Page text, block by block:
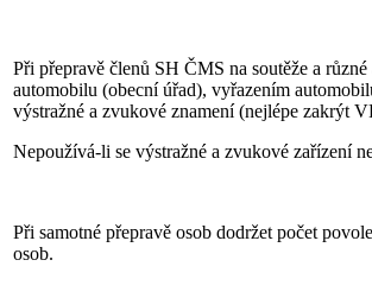
Při přepravě členů SH ČMS na soutěže a
automobilu (obecní úřad), vyřazením
výstražné a zvukové znamení (nejlépe zakrýt
Nepoužívá-li se výstražné a zvukové zařízení
Při samotné přepravě osob dodržet počet
osob.